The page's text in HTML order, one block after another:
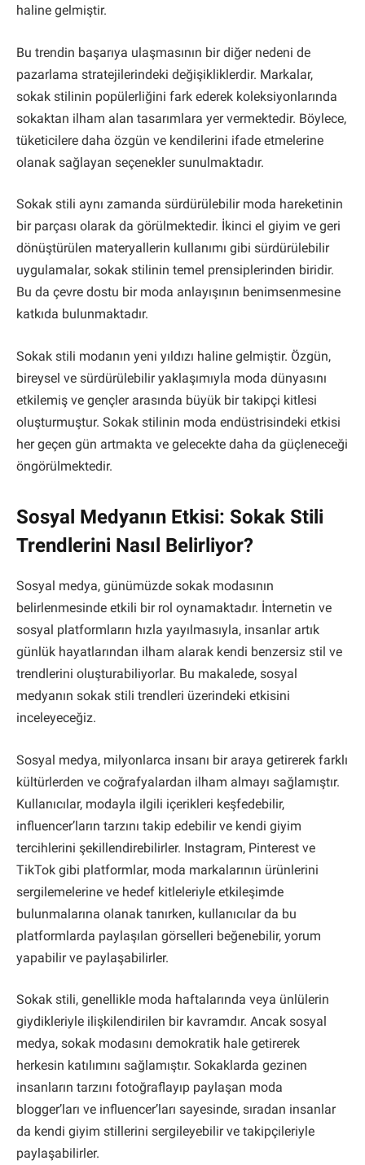
haline gelmiştir.
Bu trendin başarıya ulaşmasının bir diğer nedeni de
pazarlama stratejilerindeki değişikliklerdir. Markalar,
sokak stilinin popülerliğini fark ederek koleksiyonlarında
sokaktan ilham alan tasarımlara yer vermektedir. Böylece,
tüketicilere daha özgün ve kendilerini ifade etmelerine
olanak sağlayan seçenekler sunulmaktadır.
Sokak stili aynı zamanda sürdürülebilir moda hareketinin
bir parçası olarak da görülmektedir. İkinci el giyim ve geri
dönüştürülen materyallerin kullanımı gibi sürdürülebilir
uygulamalar, sokak stilinin temel prensiplerinden biridir.
Bu da çevre dostu bir moda anlayışının benimsenmesine
katkıda bulunmaktadır.
Sokak stili modanın yeni yıldızı haline gelmiştir. Özgün,
bireysel ve sürdürülebilir yaklaşımıyla moda dünyasını
etkilemiş ve gençler arasında büyük bir takipçi kitlesi
oluşturmuştur. Sokak stilinin moda endüstrisindeki etkisi
her geçen gün artmakta ve gelecekte daha da güçleneceği
öngörülmektedir.
Sosyal Medyanın Etkisi: Sokak Stili
Trendlerini Nasıl Belirliyor?
Sosyal medya, günümüzde sokak modasının
belirlenmesinde etkili bir rol oynamaktadır. İnternetin ve
sosyal platformların hızla yayılmasıyla, insanlar artık
günlük hayatlarından ilham alarak kendi benzersiz stil ve
trendlerini oluşturabiliyorlar. Bu makalede, sosyal
medyanın sokak stili trendleri üzerindeki etkisini
inceleyeceğiz.
Sosyal medya, milyonlarca insanı bir araya getirerek farklı
kültürlerden ve coğrafyalardan ilham almayı sağlamıştır.
Kullanıcılar, modayla ilgili içerikleri keşfedebilir,
influencer’ların tarzını takip edebilir ve kendi giyim
tercihlerini şekillendirebilirler. Instagram, Pinterest ve
TikTok gibi platformlar, moda markalarının ürünlerini
sergilemelerine ve hedef kitleleriyle etkileşimde
bulunmalarına olanak tanırken, kullanıcılar da bu
platformlarda paylaşılan görselleri beğenebilir, yorum
yapabilir ve paylaşabilirler.
Sokak stili, genellikle moda haftalarında veya ünlülerin
giydikleriyle ilişkilendirilen bir kavramdır. Ancak sosyal
medya, sokak modasını demokratik hale getirerek
herkesin katılımını sağlamıştır. Sokaklarda gezinen
insanların tarzını fotoğraflayıp paylaşan moda
blogger’ları ve influencer’ları sayesinde, sıradan insanlar
da kendi giyim stillerini sergileyebilir ve takipçileriyle
paylaşabilirler.